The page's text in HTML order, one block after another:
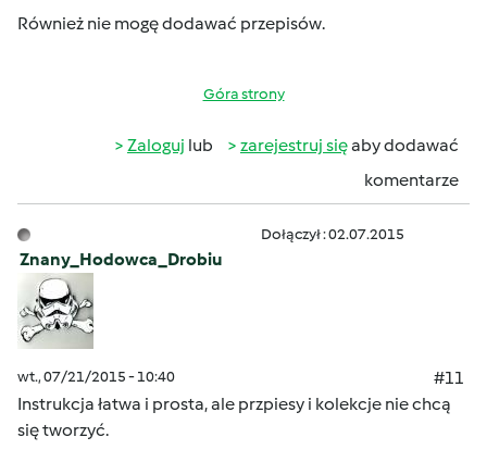
Również nie mogę dodawać przepisów.
Góra strony
Zaloguj lub zarejestruj sięaby dodawać
komentarze
Znany_Hodowca_Drobiu
Dołączył : 02.07.2015
wt., 07/21/2015 - 10:40
#11
Instrukcja łatwa i prosta, ale przpiesy i kolekcje nie chcą
się tworzyć.